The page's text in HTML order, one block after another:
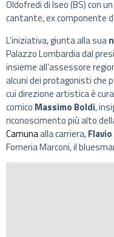
Oldofredi di Iseo (BS) con
cantante, ex componente
L’iniziativa, giunta alla sua
Palazzo Lombardia dal
insieme all’assessore
alcuni dei protagonisti che
cui direzione artistica è
comico Massimo Boldi,
riconoscimento più alto
Camunaalla carriera,
Forneria Marconi, il